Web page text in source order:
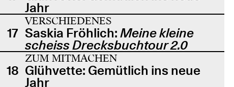
Jahr
17
VERSCHIEDENES
Saskia Fröhlich: Meine kleine
scheiss Drecksbuchtour 2.0
18
ZUM MITMACHEN
Glühvette: Gemütlich ins neue
Jahr